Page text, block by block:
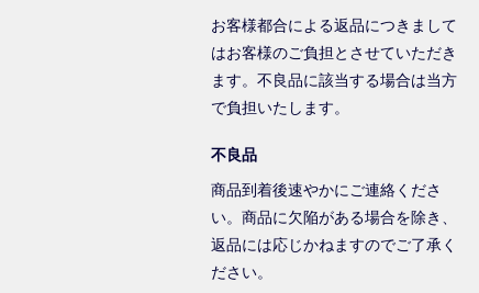
お客様都合による返品につきまして
はお客様のご負担とさせていただき
ます。不良品に該当する場合は当方
で負担いたします。
不良品
商品到着後速やかにご連絡くださ
い。商品に欠陥がある場合を除き、
返品には応じかねますのでご了承く
ださい。